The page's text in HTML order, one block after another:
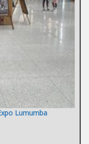
Lumumba